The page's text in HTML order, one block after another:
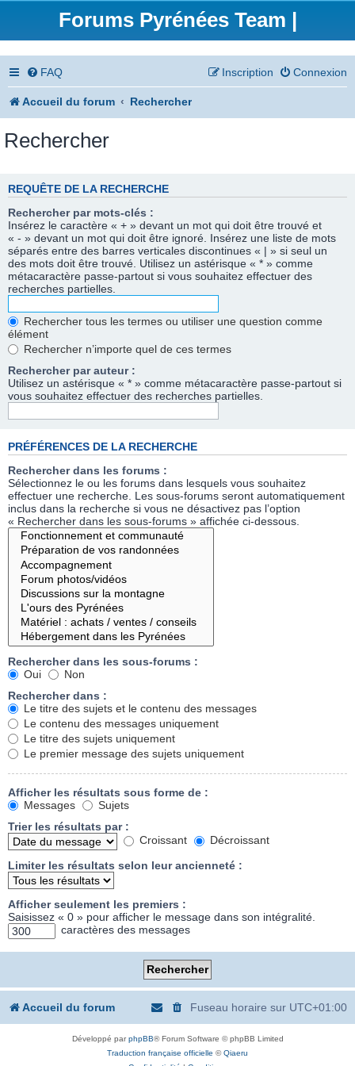
Forums Pyrénées Team |
FAQ Connexion
Inscription
Accueil du forum Rechercher
Rechercher
REQUÊTE DE LA RECHERCHE
Rechercher par mots-clés :
Insérez le caractère « + » devant un mot qui doit être trouvé et
« - » devant un mot qui doit être ignoré. Insérez une liste de mots
séparés entre des barres verticales discontinues « | » si seul un
des mots doit être trouvé. Utilisez un astérisque « * » comme
métacaractère passe-partout si vous souhaitez effectuer des
recherches partielles.
Rechercher tous les termes ou utiliser une question comme
élément
Rechercher n’importe quel de ces termes
Rechercher par auteur :
Utilisez un astérisque « * » comme métacaractère passe-partout si
vous souhaitez effectuer des recherches partielles.
PRÉFÉRENCES DE LA RECHERCHE
Rechercher dans les forums :
Sélectionnez le ou les forums dans lesquels vous souhaitez
effectuer une recherche. Les sous-forums seront automatiquement
inclus dans la recherche si vous ne désactivez pas l’option
« Rechercher dans les sous-forums » affichée ci-dessous.
Rechercher dans les sous-forums :
Oui
Non
Rechercher dans :
Le titre des sujets et le contenu des messages
Le contenu des messages uniquement
Le titre des sujets uniquement
Le premier message des sujets uniquement
Afficher les résultats sous forme de :
Messages
Sujets
Trier les résultats par :
Croissant
Décroissant
Limiter les résultats selon leur ancienneté :
Afficher seulement les premiers :
Saisissez « 0 » pour afficher le message dans son intégralité.
caractères des messages
Accueil du forum Fuseau horaire sur UTC+01:00
Développé parphpBB® Forum Software © phpBB Limited
Traduction française officielle ©Qiaeru